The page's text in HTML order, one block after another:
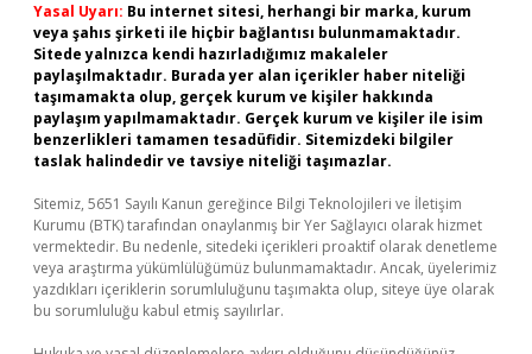
Yasal Uyarı: Bu internet sitesi, herhangi bir marka, kurum
veya şahıs şirketi ile hiçbir bağlantısı bulunmamaktadır.
Sitede yalnızca kendi hazırladığımız makaleler
paylaşılmaktadır. Burada yer alan içerikler haber niteliği
taşımamakta olup, gerçek kurum ve kişiler hakkında
paylaşım yapılmamaktadır. Gerçek kurum ve kişiler ile isim
benzerlikleri tamamen tesadüfidir. Sitemizdeki bilgiler
taslak halindedir ve tavsiye niteliği taşımazlar.
Sitemiz, 5651 Sayılı Kanun gereğince Bilgi Teknolojileri ve İletişim
Kurumu (BTK) tarafından onaylanmış bir Yer Sağlayıcı olarak hizmet
vermektedir. Bu nedenle, sitedeki içerikleri proaktif olarak denetleme
veya araştırma yükümlülüğümüz bulunmamaktadır. Ancak, üyelerimiz
yazdıkları içeriklerin sorumluluğunu taşımakta olup, siteye üye olarak
bu sorumluluğu kabul etmiş sayılırlar.